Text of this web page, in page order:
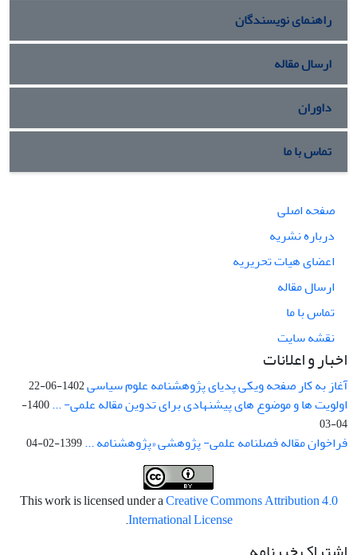
راهنمای نویسندگان
ارسال مقاله
داوران
تماس با ما
صفحه اصلی
درباره نشریه
اعضای هیات تحریریه
ارسال مقاله
تماس با ما
نقشه سایت
اخبار و اعلانات
آغاز به کار صفحه ویکی پدیای پژوهشنامه علوم سیاسی1402-06-22
اولویت ها و موضوع های پیشنهادی برای تدوین مقاله علمی- ...
1400-
04-03
فراخوان مقاله فصلنامه علمی- پژوهشی «پژوهشنامه ...1399-02-04
This work is licensed under aCreative Commons Attribution 4.0
International License
.